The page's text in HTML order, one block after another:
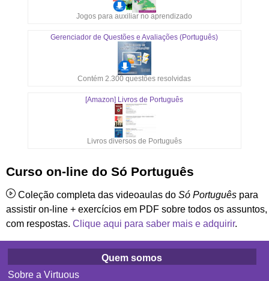
Jogos para auxiliar no aprendizado
Gerenciador de Questões e Avaliações (Português)
Contém 2.300 questões resolvidas
[Amazon] Livros de Português
Livros diversos de Português
Curso on-line do Só Português
Coleção completa das videoaulas do Só Português para
assistir on-line + exercícios em PDF sobre todos os assuntos,
com respostas. Clique aqui para saber mais e adquirir.
Quem somos
Sobre a Virtuous